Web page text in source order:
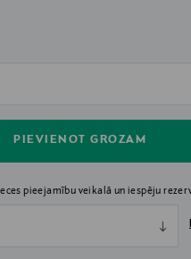
PIEVIENOT GROZAM
pieejamību veikalā un iespēju